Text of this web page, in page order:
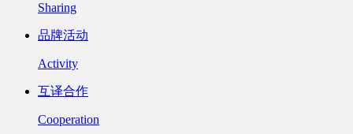
Sharing
品牌活动
Activity
互译合作
Cooperation